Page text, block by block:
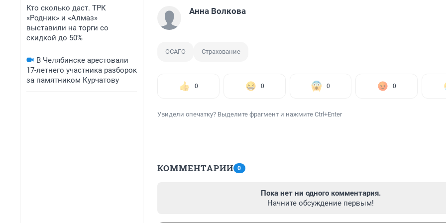
Кто сколько даст. ТРК
«Родник» и «Алмаз»
выставили на торги со
скидкой до 50%
В Челябинске арестовали
17-летнего участника разборок
за памятником Курчатову
Анна Волкова
ОСАГО Страхование
0 0 0 0
Увидели опечатку? Выделите фрагмент и нажмите Ctrl+Enter
КОММЕНТАРИИ 0
Пока нет ни одного комментария.
Начните обсуждение первым!